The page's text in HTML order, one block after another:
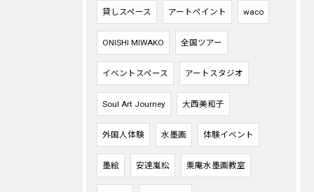
貸しスペース アートペイント waco
ONISHI MIWAKO 全国ツアー
イベントスペース アートスタジオ
Soul Art Journey 大西美和子
外国人体験 水墨画 体験イベント
墨絵 安達嵐松 栗庵水墨画教室